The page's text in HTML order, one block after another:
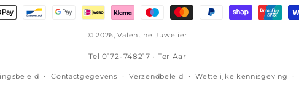
© 2026,Valentine Juwelier
Tel 0172-748217 • Ter Aar
Contactgegevens Verzendbeleid Wettelijke kennisgeving